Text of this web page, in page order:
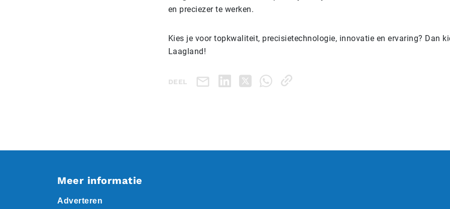
en preciezer te werken.
Kies je voor topkwaliteit, precisietechnologie, innovatie en ervaring? Dan
Laagland!
DEEL
Meer informatie
Adverteren